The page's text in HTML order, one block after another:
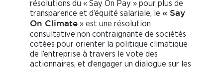
résolutions du « Say On Pay » pour plus de
transparence et d’équité salariale, le « Say
On Climate » est une résolution
consultative non contraignante de sociétés
cotées pour orienter la politique climatique
de l’entreprise à travers le vote des
actionnaires, et d’engager un dialogue sur les